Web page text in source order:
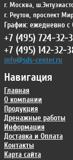
Навигация
Главная
О компании
Продукция
Дренажные работы
Информация
Доставка и Оплата
Контакты
Карта сайта
г. Москва,
г. Реутов, проспект
График: ежедневно с
+7 (495) 724-32-
+7 (495) 142-32-
info@sds-center.ru